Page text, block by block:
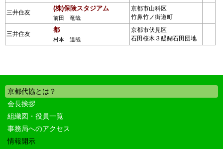
三井住友
(株)保険スタジアム
前田 竜哉
京都市山科区
竹鼻竹ノ街道町
三井住友
都
村本 達哉
京都市伏見区
石田桜木３醍醐石田団地
京都代協とは？
会長挨拶
組織図・役員一覧
事務局へのアクセス
情報開示